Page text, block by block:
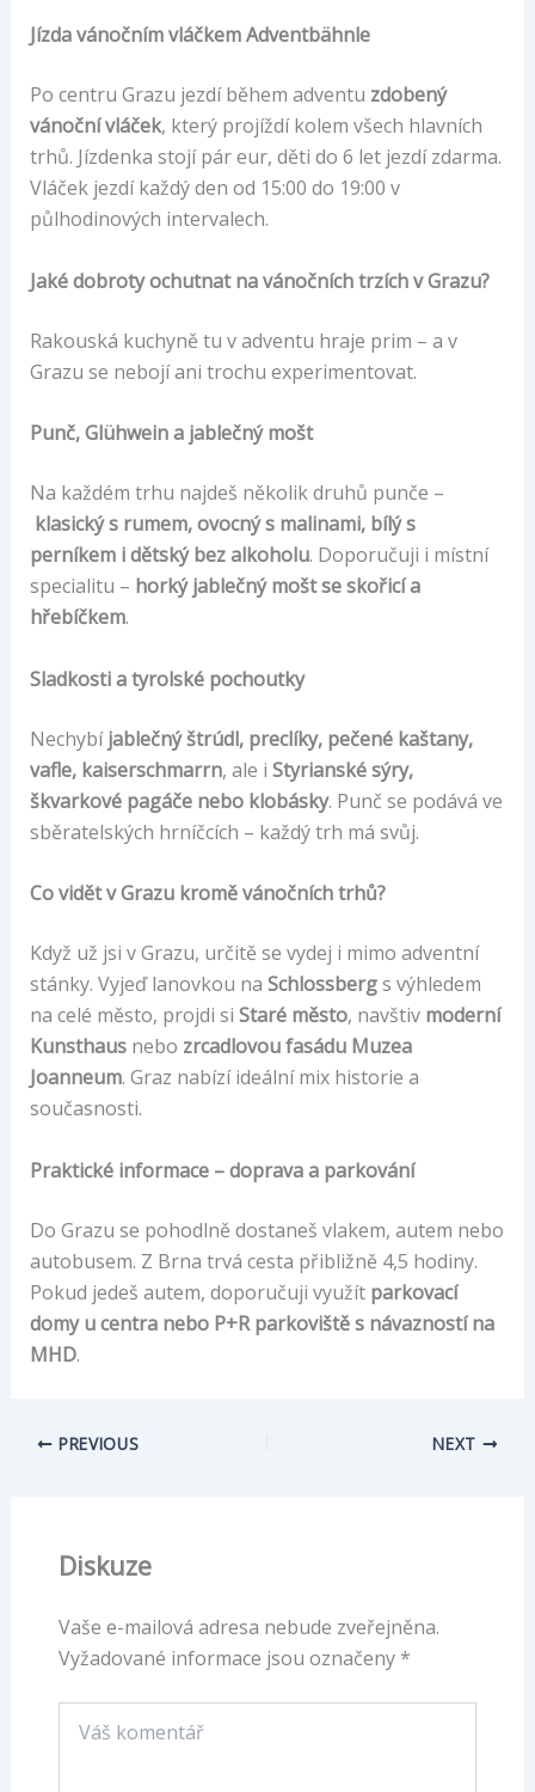
Jízda vánočním vláčkem Adventbähnle
Po centru Grazu jezdí během adventu zdobený
vánoční vláček, který projíždí kolem všech hlavních
trhů. Jízdenka stojí pár eur, děti do 6 let jezdí zdarma.
Vláček jezdí každý den od 15:00 do 19:00 v
půlhodinových intervalech.
Jaké dobroty ochutnat na vánočních trzích v Grazu?
Rakouská kuchyně tu v adventu hraje prim – a v
Grazu se nebojí ani trochu experimentovat.
Punč, Glühwein a jablečný mošt
Na každém trhu najdeš několik druhů punče –
klasický s rumem, ovocný s malinami, bílý s
perníkem i dětský bez alkoholu. Doporučuji i místní
specialitu – horký jablečný mošt se skořicí a
hřebíčkem.
Sladkosti a tyrolské pochoutky
Nechybíjablečný štrúdl, preclíky, pečené kaštany,
vafle, kaiserschmarrn, ale i Styrianské sýry,
škvarkové pagáče nebo klobásky. Punč se podává ve
sběratelských hrníčcích – každý trh má svůj.
Co vidět v Grazu kromě vánočních trhů?
Když už jsi v Grazu, určitě se vydej i mimo adventní
stánky. Vyjeď lanovkou na Schlossbergs výhledem
na celé město, projdi si Staré město, navštiv moderní
Kunsthausnebo zrcadlovou fasádu Muzea
Joanneum. Graz nabízí ideální mix historie a
současnosti.
Praktické informace – doprava a parkování
Do Grazu se pohodlně dostaneš vlakem, autem nebo
autobusem. Z Brna trvá cesta přibližně 4,5 hodiny.
Pokud jedeš autem, doporučuji využít parkovací
domy u centra nebo P+R parkoviště s návazností na
MHD.
PREVIOUS NEXT
Diskuze
Vaše e-mailová adresa nebude zveřejněna.
Vyžadované informace jsou označeny *
komentář